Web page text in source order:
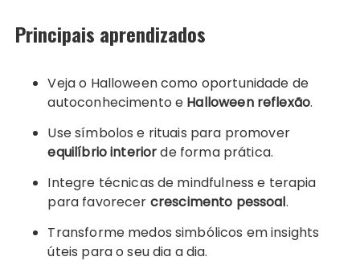
Principais aprendizados
Veja o Halloween como oportunidade de
autoconhecimento e Halloween reflexão.
Use símbolos e rituais para promover
equilíbrio interiorde forma prática.
Integre técnicas de mindfulness e terapia
para favorecer crescimento pessoal.
Transforme medos simbólicos em insights
úteis para o seu dia a dia.